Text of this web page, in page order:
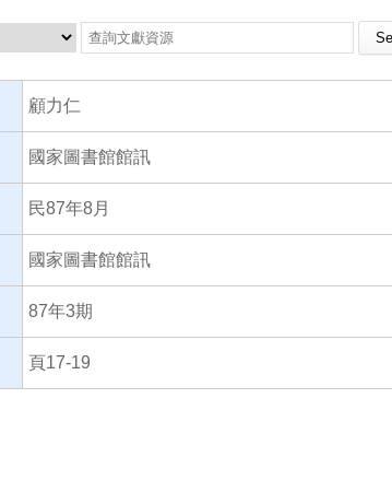
Search this site
顧力仁
國家圖書館館訊
民87年8月
國家圖書館館訊
87年3期
頁17-19